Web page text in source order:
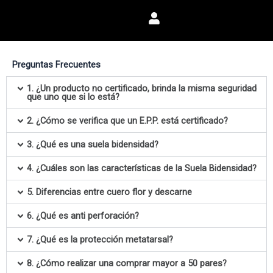
Preguntas Frecuentes
1. ¿Un producto no certificado, brinda la misma seguridad
que uno que si lo está?
2. ¿Cómo se verifica que un E.P.P. está certificado?
3. ¿Qué es una suela bidensidad?
4. ¿Cuáles son las características de la Suela Bidensidad?
5. Diferencias entre cuero flor y descarne
6. ¿Qué es anti perforación?
7. ¿Qué es la protección metatarsal?
8. ¿Cómo realizar una comprar mayor a 50 pares?